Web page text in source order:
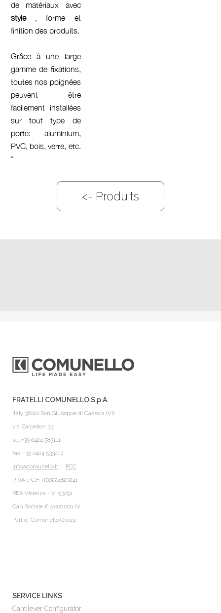
de matériaux avec
style , forme et
finition des produits.
Grâce à une large
gamme de fixations,
toutes nos poignées
peuvent être
facilement installées
sur tout type de
porte: aluminium,
PVC, bois, verre, etc.
"
<- Produits
FRATELLI COMUNELLO S.p.A.
Italy 36022 San Giuseppe di Cassola (VI)
via Zarpellon 33
tel: +39 0424 585111
fax: +39 0424 533417
info@comunello.it
PEC
P.IVA e C.F. IT00224820241
REA Vicenza - VI 93291
Cap. Sociale € 5.000.000 I.V.
Part of Comunello Group
SERVICE LINKS
Cantilever Configurator